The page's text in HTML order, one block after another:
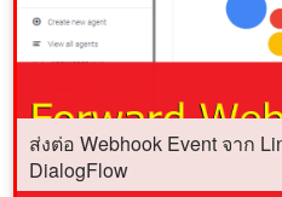
ส่งต่อ Webhook Event จาก
DialogFlow